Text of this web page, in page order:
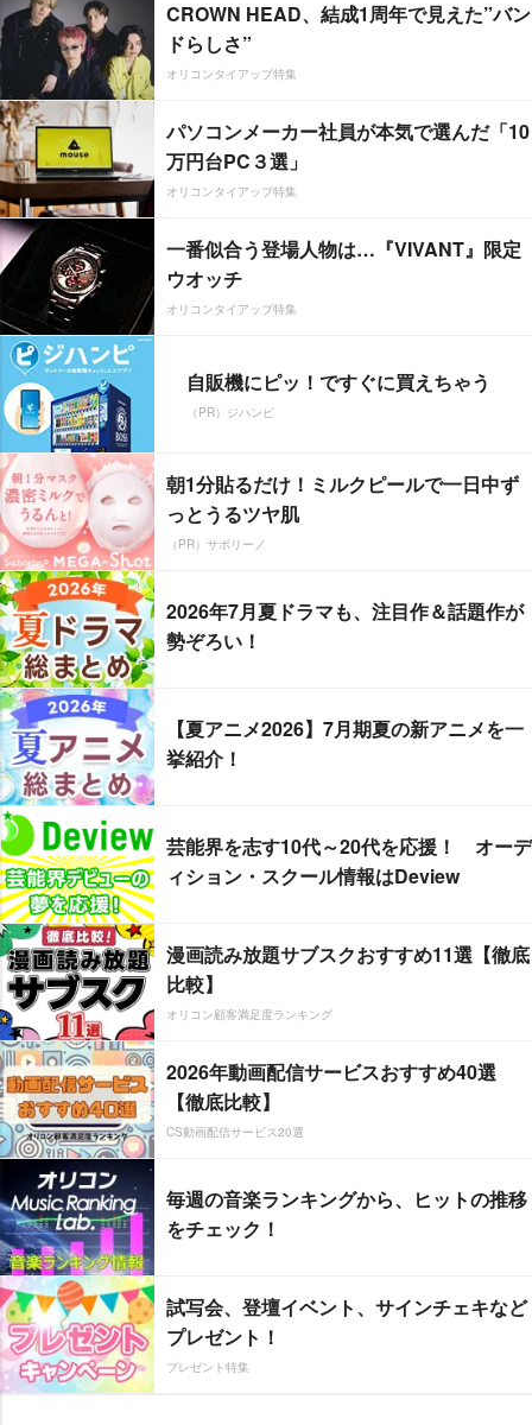
CROWN HEAD、結成1周年で見えた”バン
ドらしさ”
オリコンタイアップ特集
パソコンメーカー社員が本気で選んだ「10
万円台PC３選」
オリコンタイアップ特集
一番似合う登場人物は…『VIVANT』限定
ウオッチ
オリコンタイアップ特集
自販機にピッ！ですぐに買えちゃう
（PR）ジハンピ
朝1分貼るだけ！ミルクピールで一日中ず
っとうるツヤ肌
（PR）サボリーノ
2026年7月夏ドラマも、注目作＆話題作が
勢ぞろい！
【夏アニメ2026】7月期夏の新アニメを一
挙紹介！
芸能界を志す10代～20代を応援！ オーデ
ィション・スクール情報はDeview
漫画読み放題サブスクおすすめ11選【徹底
比較】
オリコン顧客満足度ランキング
2026年動画配信サービスおすすめ40選
【徹底比較】
CS動画配信サービス20選
毎週の音楽ランキングから、ヒットの推移
をチェック！
試写会、登壇イベント、サインチェキなど
プレゼント！
プレゼント特集